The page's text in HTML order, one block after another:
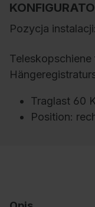
Pozycja instalacji:
Traglast 60
Position: